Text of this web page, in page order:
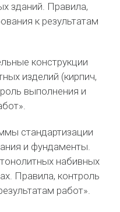
зданий. Правила,
к результатам
конструкции
изделий (кирпич,
выполнения и
стандартизации
и фундаменты.
набивных
Правила, контроль
работ».